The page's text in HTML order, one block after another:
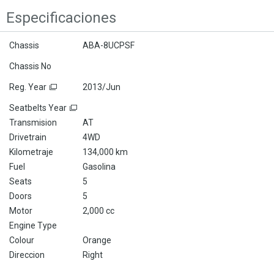
Especificaciones
Chassis ABA-8UCPSF
Chassis No
Reg. Year 2013/Jun
Seatbelts Year
Transmision
AT
Drivetrain
4WD
Kilometraje
134,000 km
Fuel
Gasolina
Seats
5
Doors
5
Motor
2,000 cc
Engine Type
Colour
Orange
Direccion
Right